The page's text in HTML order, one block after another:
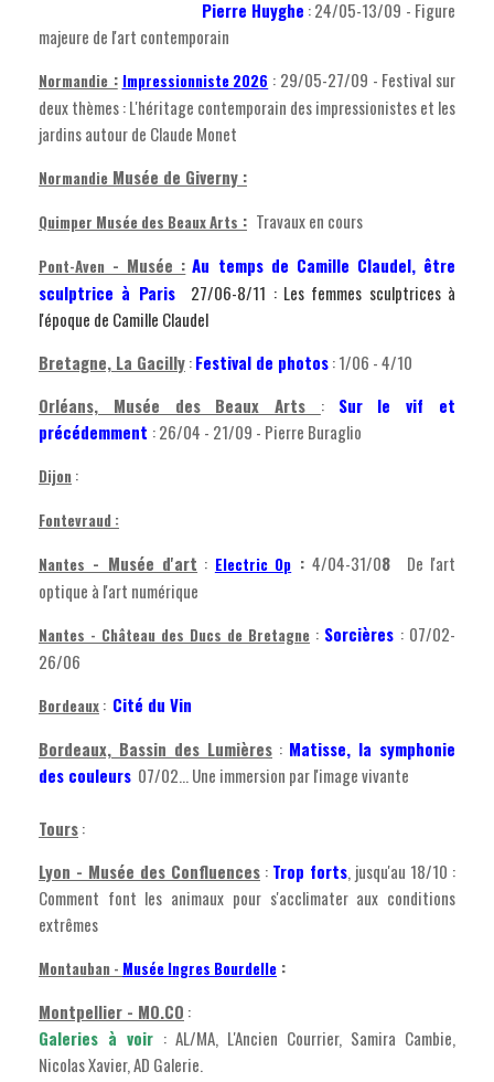
Pierre Huyghe : 24/05-13/09 - Figure
majeure de l'art contemporain
Normandie : Impressionniste 2026 : 29/05-27/09 - Festival sur
deux thèmes : L'héritage contemporain des impressionistes et les
jardins autour de Claude Monet
Normandie Musée de Giverny :
Quimper Musée des Beaux Arts : Travaux en cours
Pont-Aven - Musée : Au temps de Camille Claudel, être
sculptrice à Paris
27/06-8/11 : Les femmes sculptrices à
l'époque de Camille Claudel
Bretagne, La Gacilly:Festival de photos: 1/06 - 4/10
Orléans, Musée des Beaux Arts : Sur le vif et
précédemment : 26/04 - 21/09 - Pierre Buraglio
Dijon :
Fontevraud :
Nantes - Musée d'art : Electric Op : 4/04-31/08 De l'art
optique à l'art numérique
Nantes - Château des Ducs de Bretagne : Sorcières : 07/02-
26/06
Bordeaux : Cité du Vin
Bordeaux, Bassin des Lumières : Matisse, la symphonie
des couleurs 07/02... Une immersion par l'image vivante
Tours:
Lyon - Musée des Confluences : Trop forts, jusqu'au 18/10 :
Comment font les animaux pour s'acclimater aux conditions
extrêmes
Montauban - Musée Ingres Bourdelle :
Montpellier - MO.CO :
Galeries à voir : AL/MA, L'Ancien Courrier, Samira Cambie,
Nicolas Xavier, AD Galerie.